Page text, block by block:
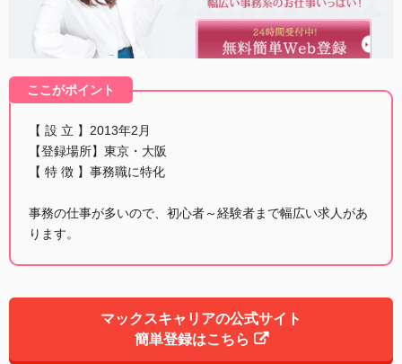
ここがポイント
【 設 立 】2013年2月
【登録場所】東京・大阪
【 特 徴 】事務職に特化
事務の仕事が多いので、初心者～経験者まで幅広い求人があ
ります。
マックスキャリアの公式サイト
簡単登録はこちら